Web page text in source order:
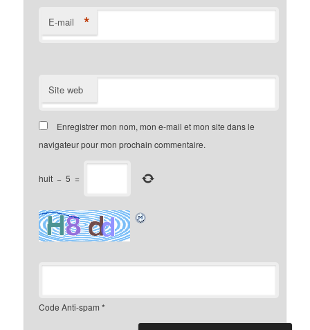
E-mail *
Site web
Enregistrer mon nom, mon e-mail et mon site dans le
navigateur pour mon prochain commentaire.
huit − 5 =
Code Anti-spam *